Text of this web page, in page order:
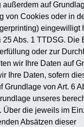
auf
von Cookies oder in
eingewilligt
Abs. 1 TTDSG. Die
oder zur
wir Ihre Daten auf
Ihre Daten, sofern
von Art. 6
unseres
Über die jeweils im
Absätzen dieser